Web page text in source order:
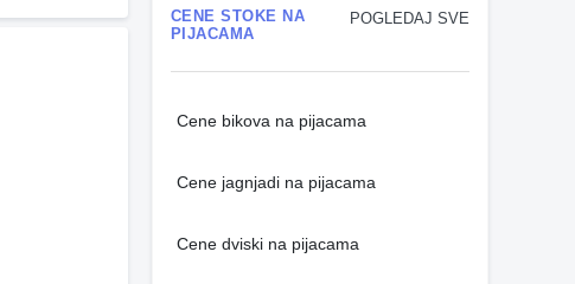
POGLEDAJ SVE
CENE STOKE NA
PIJACAMA
Cene bikova na pijacama
Cene jagnjadi na pijacama
Cene dviski na pijacama